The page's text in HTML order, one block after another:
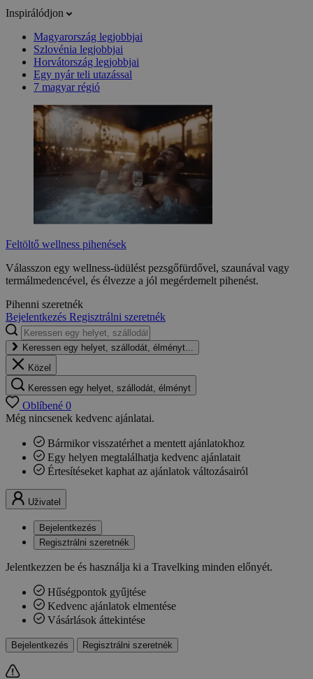
Inspirálódjon
Magyarország legjobbjai
Szlovénia legjobbjai
Horvátország legjobbjai
Egy nyár teli utazással
7 magyar régió
Feltöltő wellness pihenések
Válasszon egy wellness-üdülést pezsgőfürdővel, szaunával vagy
termálmedencével, és élvezze a jól megérdemelt pihenést.
Pihenni szeretnék
Bejelentkezés Regisztrálni szeretnék
Keressen egy helyet, szállodát, élményt...
Közel
Keressen egy helyet, szállodát, élményt
Oblíbené 0
Még nincsenek kedvenc ajánlatai.
Bármikor visszatérhet a mentett ajánlatokhoz
Egy helyen megtalálhatja kedvenc ajánlatait
Értesítéseket kaphat az ajánlatok változásairól
Uživatel
Bejelentkezés
Regisztrálni szeretnék
Jelentkezzen be és használja ki a Travelking minden előnyét.
Hűségpontok gyűjtése
Kedvenc ajánlatok elmentése
Vásárlások áttekintése
Bejelentkezés Regisztrálni szeretnék